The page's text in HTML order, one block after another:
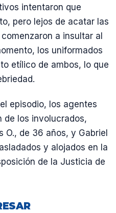
intentaron que
pero lejos de acatar las
a insultar al
los uniformados
etílico de ambos, lo que
episodio, los agentes
de los involucrados,
O., de 36 años, y Gabriel
y alojados en la
de la Justicia de